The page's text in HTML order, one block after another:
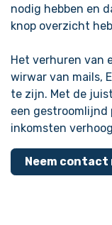
nodig hebben en
knop overzicht
Het verhuren van
wirwar van mails,
te zijn. Met de
een
inkomsten
Neem contact